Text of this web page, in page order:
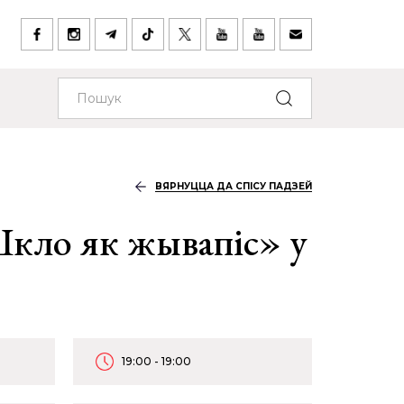
ВЯРНУЦЦА ДА СПІСУ ПАДЗЕЙ
як жывапіс» у
19:00 - 19:00